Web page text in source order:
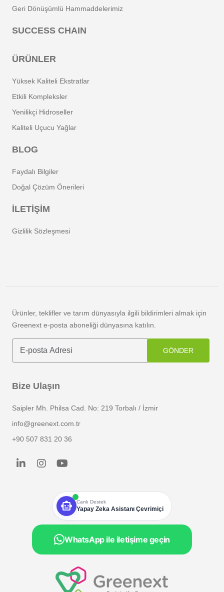
Geri Dönüşümlü Hammaddelerimiz
SUCCESS CHAIN
ÜRÜNLER
Yüksek Kaliteli Ekstratlar
Etkili Kompleksler
Yenilikçi Hidroseller
Kaliteli Uçucu Yağlar
BLOG
Faydalı Bilgiler
Doğal Çözüm Önerileri
İLETİŞİM
Gizlilik Sözleşmesi
Ürünler, teklifler ve tarım dünyasıyla ilgili bildirimleri almak için
Greenext e-posta aboneliği dünyasına katılın.
GÖNDER
Bize Ulaşın
Saipler Mh. Philsa Cad. No: 219 Torbalı / İzmir
info@greenext.com.tr
+90 507 831 20 36
smart_toy Canlı Destek
Yapay Zeka Asistanı Çevrimiçi
WhatsApp ile iletişime geçin